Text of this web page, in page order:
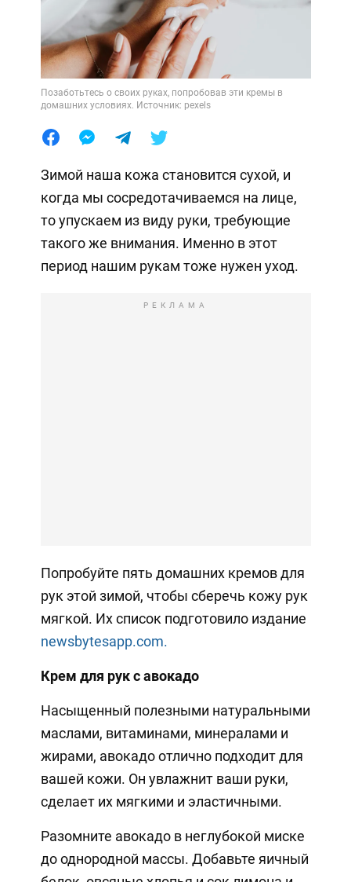
Позаботьтесь о своих руках, попробовав эти кремы в
домашних условиях. Источник: pexels
Зимой наша кожа становится сухой, и
когда мы сосредотачиваемся на лице,
то упускаем из виду руки, требующие
такого же внимания. Именно в этот
период нашим рукам тоже нужен уход.
РЕКЛАМА
Попробуйте пять домашних кремов для
рук этой зимой, чтобы сберечь кожу рук
мягкой. Их список подготовило издание
newsbytesapp.com.
Крем для рук с авокадо
Насыщенный полезными натуральными
маслами, витаминами, минералами и
жирами, авокадо отлично подходит для
вашей кожи. Он увлажнит ваши руки,
сделает их мягкими и эластичными.
Разомните авокадо в неглубокой миске
до однородной массы. Добавьте яичный